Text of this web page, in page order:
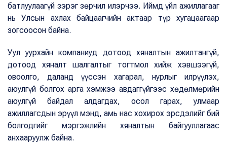
батлуулаагүй зэрэг зөрчил илэрчээ. Иймд үйл ажиллагааг
нь Улсын ахлах байцаагчийн актаар түр хугацаагаар
зогсоосон байна.
Уул уурхайн компаниуд дотоод хяналтын ажилтангүй,
дотоод хяналт шалгалтыг тогтмол хийж хэвшээгүй,
овоолго, даланд үүссэн хагарал, нурлыг илрүүлэх,
аюулгүй болгох арга хэмжээ авдаггүйгээс хөдөлмөрийн
аюулгүй байдал алдагдах, осол гарах, улмаар
ажиллагсдын эрүүл мэнд, амь нас хохирох эрсдэлийг бий
болгодгийг мэргэжлийн хяналтын байгууллагаас
анхааруулж байна.